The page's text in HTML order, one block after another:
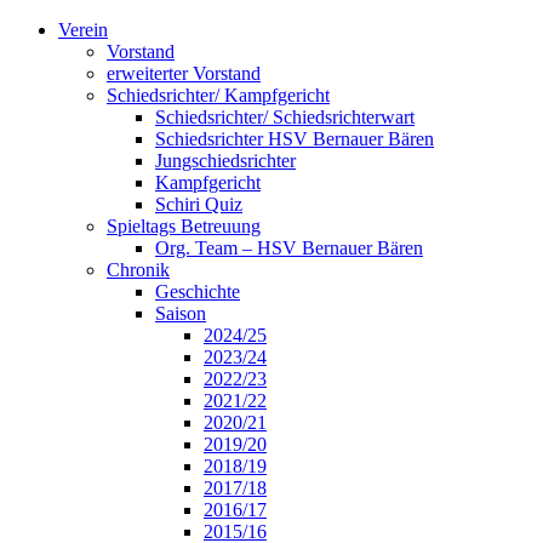
Zum
Verein
Vorstand
erweiterter Vorstand
Schiedsrichter/ Kampfgericht
Schiedsrichter/ Schiedsrichterwart
Schiedsrichter HSV Bernauer Bären
Jungschiedsrichter
Kampfgericht
Schiri Quiz
Spieltags Betreuung
Org. Team – HSV Bernauer Bären
Chronik
Geschichte
Saison
2024/25
2023/24
2022/23
2021/22
2020/21
2019/20
2018/19
2017/18
2016/17
2015/16